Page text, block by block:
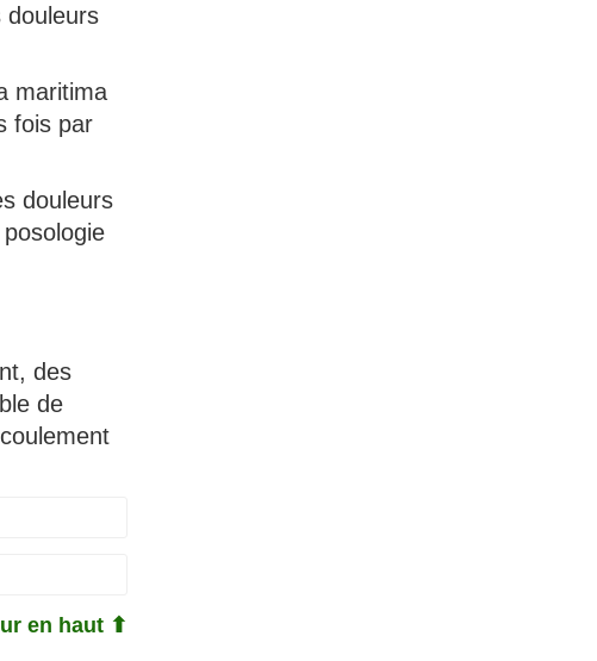
douleurs
maritima
fois par
douleurs
des
de
en haut ⬆